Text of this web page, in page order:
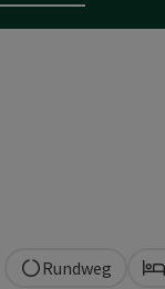
Rundweg